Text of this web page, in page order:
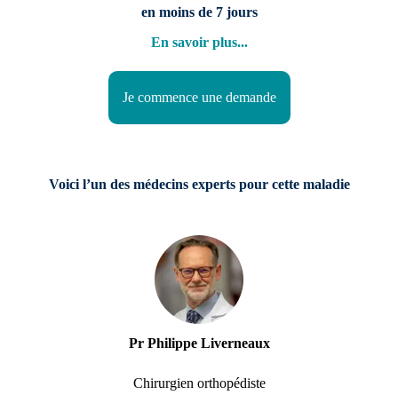
en moins de 7 jours
En savoir plus...
Je commence une demande
Voici l’un des médecins experts pour cette maladie
Pr Philippe Liverneaux
Chirurgien orthopédiste